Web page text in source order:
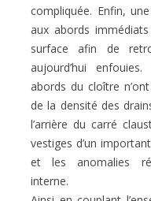
compliquée. Enfin,
aux abords
surface afin de
aujourd’hui
abords du cloître
de la densité des
l’arrière du carré
vestiges d’un
et les anomalies
interne.